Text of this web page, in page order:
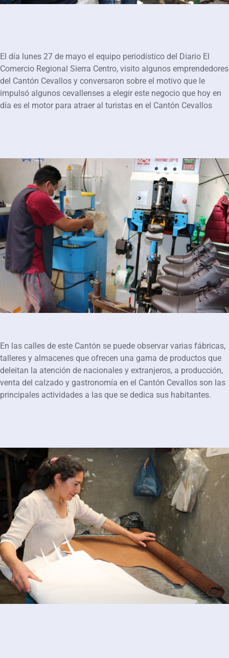
El día lunes 27 de mayo el equipo periodístico del Diario El
Comercio Regional Sierra Centro, visito algunos emprendedores
del Cantón Cevallos y conversaron sobre el motivo que le
impulsó algunos cevallenses a elegir este negocio que hoy en
día es el motor para atraer al turistas en el Cantón Cevallos
En las calles de este Cantón se puede observar varias fábricas,
talleres y almacenes que ofrecen una gama de productos que
deleitan la atención de nacionales y extranjeros, a producción,
venta del calzado y gastronomía en el Cantón Cevallos son las
principales actividades a las que se dedica sus habitantes.